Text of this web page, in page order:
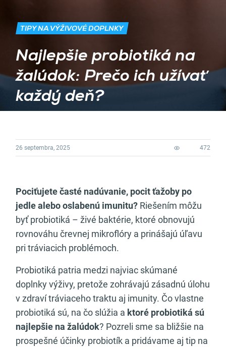
TIPY NA VÝŽIVOVÉ DOPLNKY
Najlepšie probiotiká na
žalúdok: Prečo ich užívať
každý deň?
26 septembra, 2025 472
Pociťujete časté nadúvanie, pocit ťažoby po
jedle alebo oslabenú imunitu? Riešením môžu
byť probiotiká – živé baktérie, ktoré obnovujú
rovnováhu črevnej mikroflóry a prinášajú úľavu
pri tráviacich problémoch.
Probiotiká patria medzi najviac skúmané
doplnky výživy, pretože zohrávajú zásadnú úlohu
v zdraví tráviaceho traktu aj imunity. Čo vlastne
probiotiká sú, na čo slúžia a ktoré probiotiká sú
najlepšie na žalúdok? Pozreli sme sa bližšie na
prospešné účinky probiotík a pridávame aj tip na